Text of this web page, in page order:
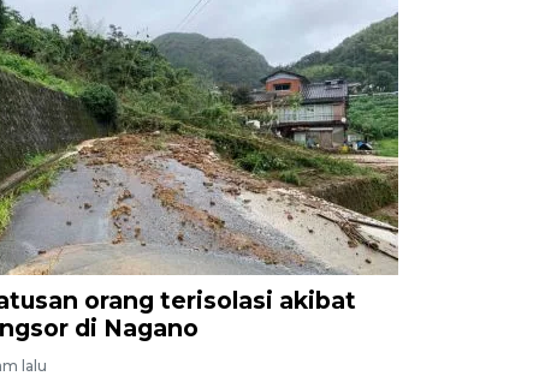
orang terisolasi akibat
di Nagano
lalu